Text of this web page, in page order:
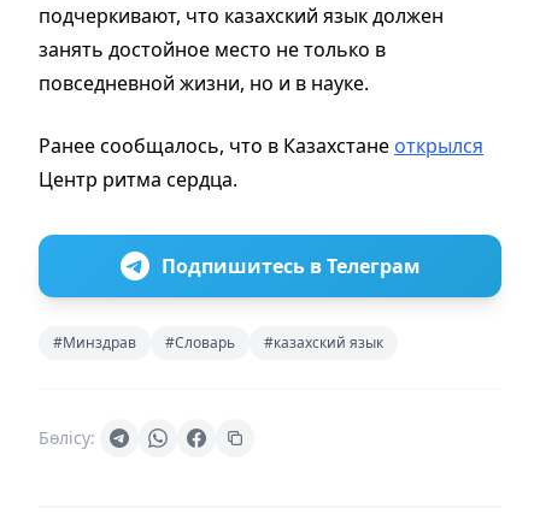
подчеркивают, что казахский язык должен
занять достойное место не только в
повседневной жизни, но и в науке.
Ранее сообщалось, что в Казахстане открылся
Центр ритма сердца.
Подпишитесь в Телеграм
#Минздрав #Словарь #казахский язык
Бөлісу: